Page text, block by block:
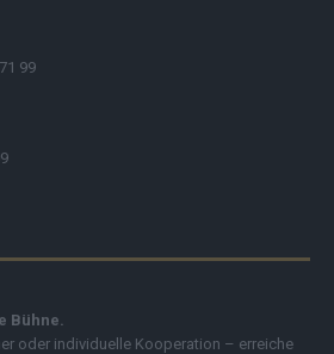
99
Bühne.
oder individuelle Kooperation – erreiche